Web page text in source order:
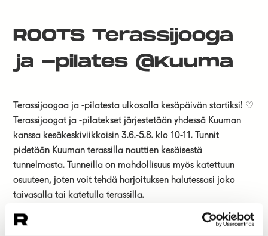
ROOTS Terassijooga
ja -pilates @Kuuma
Terassijoogaa ja -pilatesta ulkosalla kesäpäivän startiksi! ♡
Terassijoogat ja -pilatekset järjestetään yhdessä Kuuman
kanssa kesäkeskiviikkoisin 3.6.-5.8. klo 10-11. Tunnit
pidetään Kuuman terassilla nauttien kesäisestä
tunnelmasta. Tunneilla on mahdollisuus myös katettuun
osuuteen, joten voit tehdä harjoituksen halutessasi joko
taivasalla tai katetulla terassilla.
Terassitunneille olet tervetullut aiemmasta kokemuksestasi
riippumatta. Tunti on liikkuva ja herättelevä.